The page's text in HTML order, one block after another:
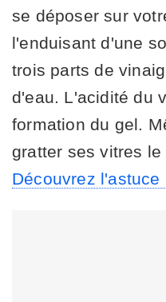
se déposer sur
l'enduisant d'une
trois parts de
d'eau. L'acidité du
formation du gel.
gratter ses vitres le
Découvrez l'astuce